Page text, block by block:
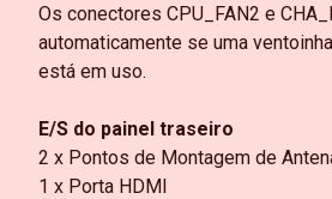
Os conectores CPU_FAN2 e
automaticamente se uma
está em uso.
E/S do painel traseiro
2 x Pontos de Montagem de
1 x Porta HDMI